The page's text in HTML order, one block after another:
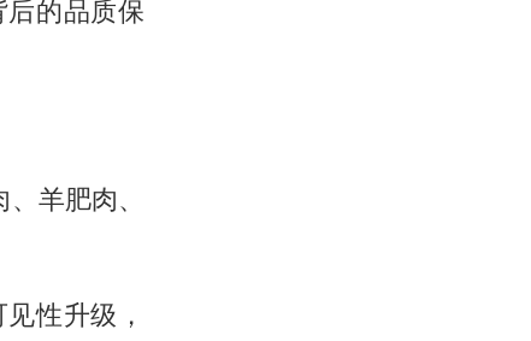
的品质保
羊肥肉、
性升级，